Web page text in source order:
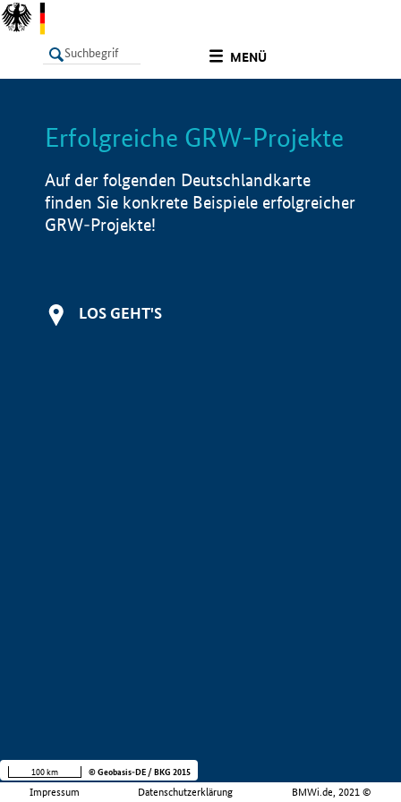
MENÜ
LISTE Info
Erfolgreiche GRW-Projekte
Auf der folgenden Deutschlandkarte
finden Sie konkrete Beispiele erfolgreicher
GRW-Projekte!
LOS GEHT'S
Impressum Datenschutzerklärung BMWi.de, 2021 ©
100 km © Geobasis-DE / BKG 2015